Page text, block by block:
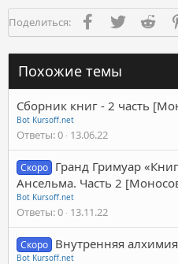
Поделиться: FacebookTwitter
Похожие темы
Сборник книг - 2 часть
Bot Kursoff.net
Ответы 0 13.06.22
Скоро Гранд Гримуар
Ансельма. Часть 2
Bot Kursoff.net
Ответы 0 13.11.22
Скоро Внутренняя
Bot Kursoff.net